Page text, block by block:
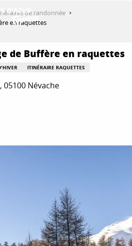
de randonnée
en raquettes
de Buffère en raquettes
ITINÉRAIRE RAQUETTES
05100 Névache
favoris